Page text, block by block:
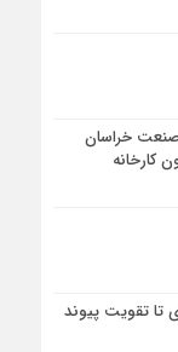
خراسان
کارخانه
تا تقویت پیوند